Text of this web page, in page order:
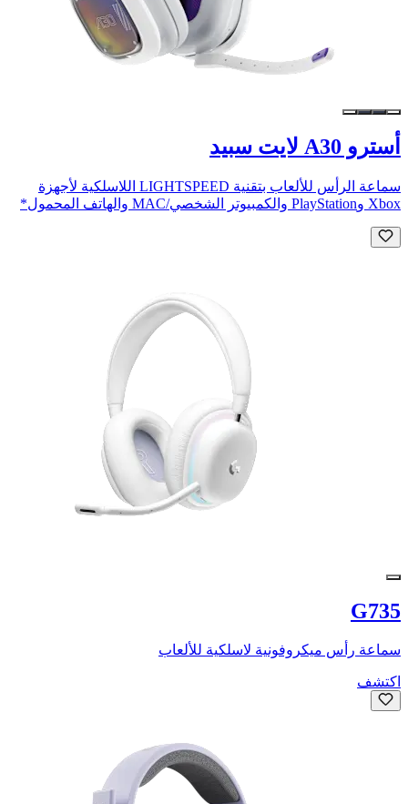
أسترو A30 لايت سبيد
سماعة الرأس للألعاب بتقنية LIGHTSPEED اللاسلكية لأجهزة
Xbox وPlayStation والكمبيوتر الشخصي/MAC والهاتف المحمول*
G735
سماعة رأس ميكروفونية لاسلكية للألعاب
اكتشف